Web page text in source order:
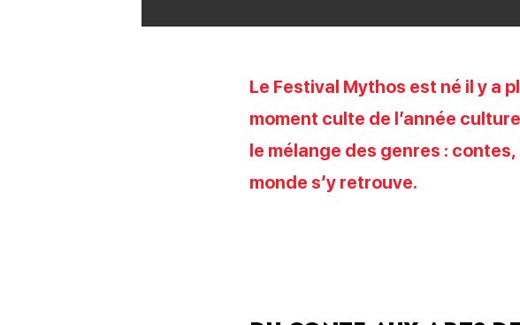
Le Festival Mythos est né il y a
moment culte de l’année
le mélange des genres :
monde s’y retrouve.